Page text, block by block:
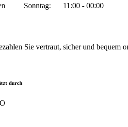
Sonntag:
11:00 - 00:00
Sie vertraut, sicher und bequem
durch